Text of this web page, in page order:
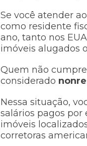
Se você atender
como residente
ano, tanto nos
imóveis alugados
Quem não
considerado
Nessa situação,
salários pagos por
imóveis
corretoras